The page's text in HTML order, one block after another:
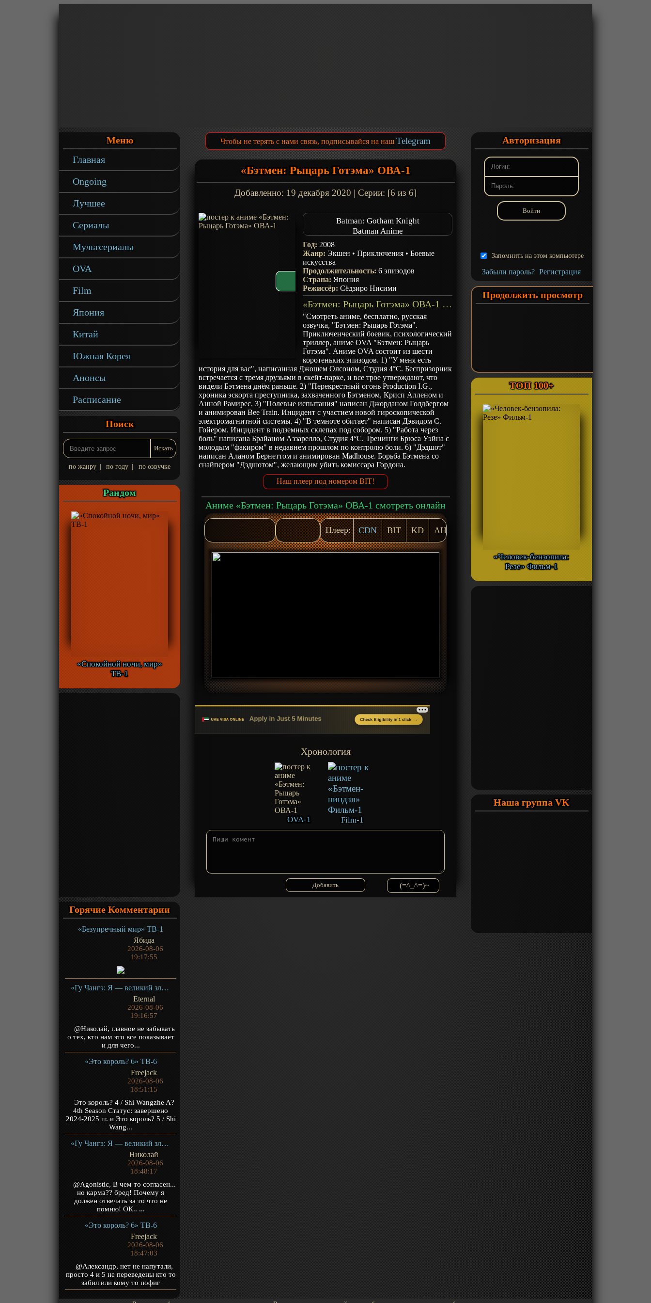
Меню
Главная
Ongoing
Лучшее
Сериалы
Мультсериалы
OVA
Film
Япония
Китай
Южная Корея
Анонсы
Расписание
Поиск
по жанру по году по озвучке
Рандом
«Спокойной ночи, мир»
ТВ-1
Горячие Комментарии
«Безупречный мир» ТВ-1
Ябида
2026-08-06
19:17:55
«Гу Чангэ: Я — великий злодей Небесной Судьбы» ТВ-1
Eternal
2026-08-06
19:16:57
@Николай, главное не забывать
о тех, кто нам это все показывает
и для чего...
«Это король? 6» ТВ-6
Freejack
2026-08-06
18:51:15
Это король? 4 / Shi Wangzhe A?
4th Season Статус: завершено
2024-2025 гг. и Это король? 5 / Shi
Wang...
«Гу Чангэ: Я — великий злодей Небесной Судьбы» ТВ-1
Николай
2026-08-06
18:48:17
@Agonistic, В чем то согласен...
но карма?? бред! Почему я
должен отвечать за то что не
помню! ОК.. ...
«Это король? 6» ТВ-6
Freejack
2026-08-06
18:47:03
@Александр, нет не напутали,
просто 4 и 5 не переведены кто то
забил или кому то пофиг
Чтобы не терять с нами связь, подписывайся на наш Telegram
«Бэтмен: Рыцарь Готэма» ОВА-1
Добавленно: 19 декабря 2020 | Серии: [6 из 6]
Batman: Gotham Knight
Batman Anime
Год: 2008
Жанр:Экшен •Приключения •Боевые
искусства
Продолжительность:6 эпизодов
Страна: Япония
Режиссёр:Сёдзиро Нисими
«Бэтмен: Рыцарь Готэма» ОВА-1 - описание
"Смотреть аниме, бесплатно, русская
озвучка, "Бэтмен: Рыцарь Готэма".
Приключенческий боевик, психологический
триллер, аниме OVA "Бэтмен: Рыцарь
Готэма". Аниме OVA состоит из шести
коротеньких эпизодов. 1) "У меня есть
история для вас", написанная Джошем Олсоном, Студия 4°C. Беспризорник
встречается с тремя друзьями в скейт-парке, и все трое утверждают, что
видели Бэтмена днём раньше. 2) "Перекрестный огонь Production I.G.,
хроника эскорта преступника, захваченного Бэтменом, Крисп Алленом и
Анной Рамирес. 3) "Полевые испытания" написан Джорданом Голдбергом
и анимирован Bee Train. Инцидент с участием новой гироскопической
электромагнитной системы. 4) "В темноте обитает" написан Дэвидом С.
Гойером. Инцидент в подземных склепах под собором. 5) "Работа через
боль" написана Брайаном Аззарелло, Студия 4°C. Тренинги Брюса Уэйна с
молодым "факиром" в недавнем прошлом по контролю боли. 6) "Дэдшот"
написан Аланом Бернеттом и анимирован Madhouse. Борьба Бэтмена со
снайпером "Дэдшотом", желающим убить комиссара Гордона.
Наш плеер под номером BIT!
Аниме «Бэтмен: Рыцарь Готэма» ОВА-1 смотреть онлайн
Плеер: CDN BIT KD AH
Хронология
OVA-1 Film-1
(=^_^=)~
Авторизация
Запомнить на этом компьютере
Забыли пароль? Регистрация
Продолжить просмотр
ТОП 100+
«Человек-бензопила:
Резе» Фильм-1
Наша группа VK